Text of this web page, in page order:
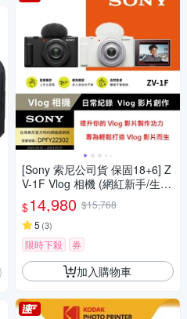
[Sony 索尼公司貨 保固18+6] Z
V-1F Vlog 相機 (網紅新手/生活
隨拍)
$14,980 $15,768
5 (3)
限時下殺 券
加入購物車